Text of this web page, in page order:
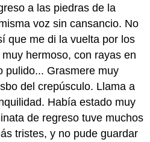
a las piedras de la
voz sin cansancio. No
que me di la vuelta por los
hermoso, con rayas en
pulido... Grasmere muy
del crepúsculo. Llama a
Había estado muy
de regreso tuve muchos
tristes, y no pude guardar